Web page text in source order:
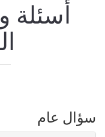
أسئلة
سؤال عام